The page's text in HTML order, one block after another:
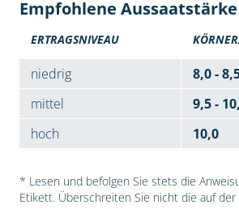
Empfohlene
ERTRAGSNIVEAU
niedrig
8,0 -
mittel
9,5 -
hoch
10,0
* Lesen und befolgen Sie stets die
Etikett. Überschreiten Sie nicht die auf der